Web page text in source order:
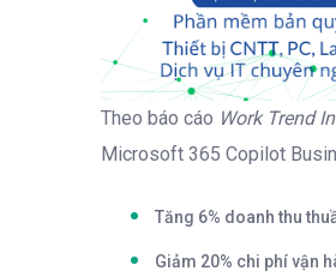
Theo báo cáo Work Trend
Microsoft 365 Copilot
Tăng 6% doanh thu
Giảm 20% chi phí vận